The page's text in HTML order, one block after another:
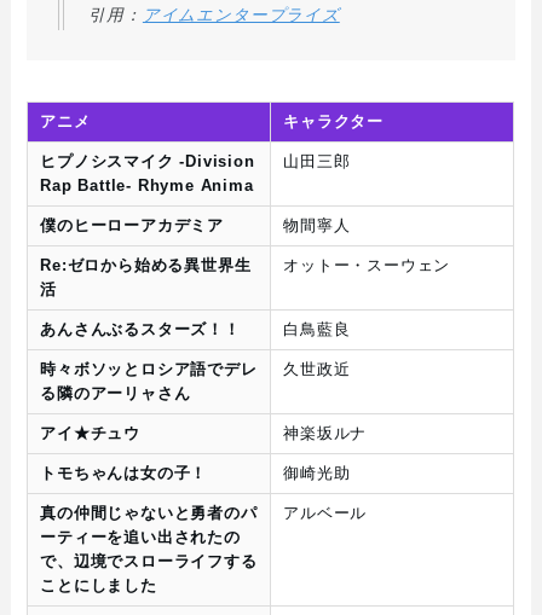
引用： アイムエンタープライズ
アニメ キャラクター
ヒプノシスマイク -Division
Rap Battle- Rhyme Anima
山田三郎
僕のヒーローアカデミア 物間寧人
Re:ゼロから始める異世界生
活
オットー・スーウェン
あんさんぶるスターズ！！ 白鳥藍良
時々ボソッとロシア語でデレ
る隣のアーリャさん
久世政近
アイ★チュウ 神楽坂ルナ
トモちゃんは女の子！ 御崎光助
真の仲間じゃないと勇者のパ
ーティーを追い出されたの
で、辺境でスローライフする
ことにしました
アルベール